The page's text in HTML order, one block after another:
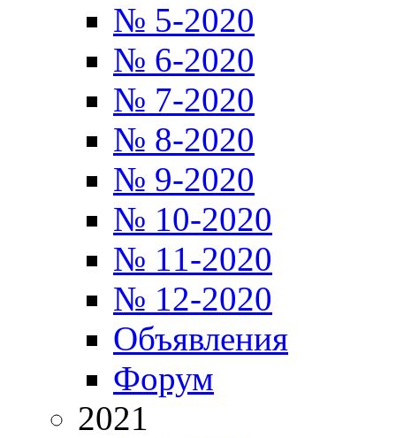
№ 5-2020
№ 6-2020
№ 7-2020
№ 8-2020
№ 9-2020
№ 10-2020
№ 11-2020
№ 12-2020
Объявления
Форум
2021